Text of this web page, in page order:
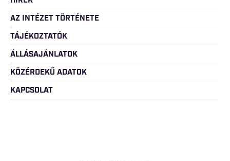
AZ INTÉZET TÖRTÉNETE
TÁJÉKOZTATÓK
ÁLLÁSAJÁNLATOK
KÖZÉRDEKŰ ADATOK
KAPCSOLAT